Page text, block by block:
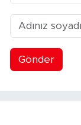
Gönder